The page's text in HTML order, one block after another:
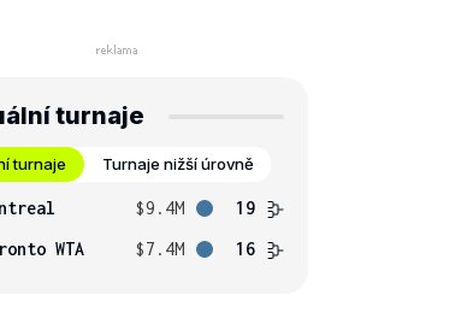
turnaje
turnaje Turnaje nižší úrovně
$9.4M
19
WTA
$7.4M 16